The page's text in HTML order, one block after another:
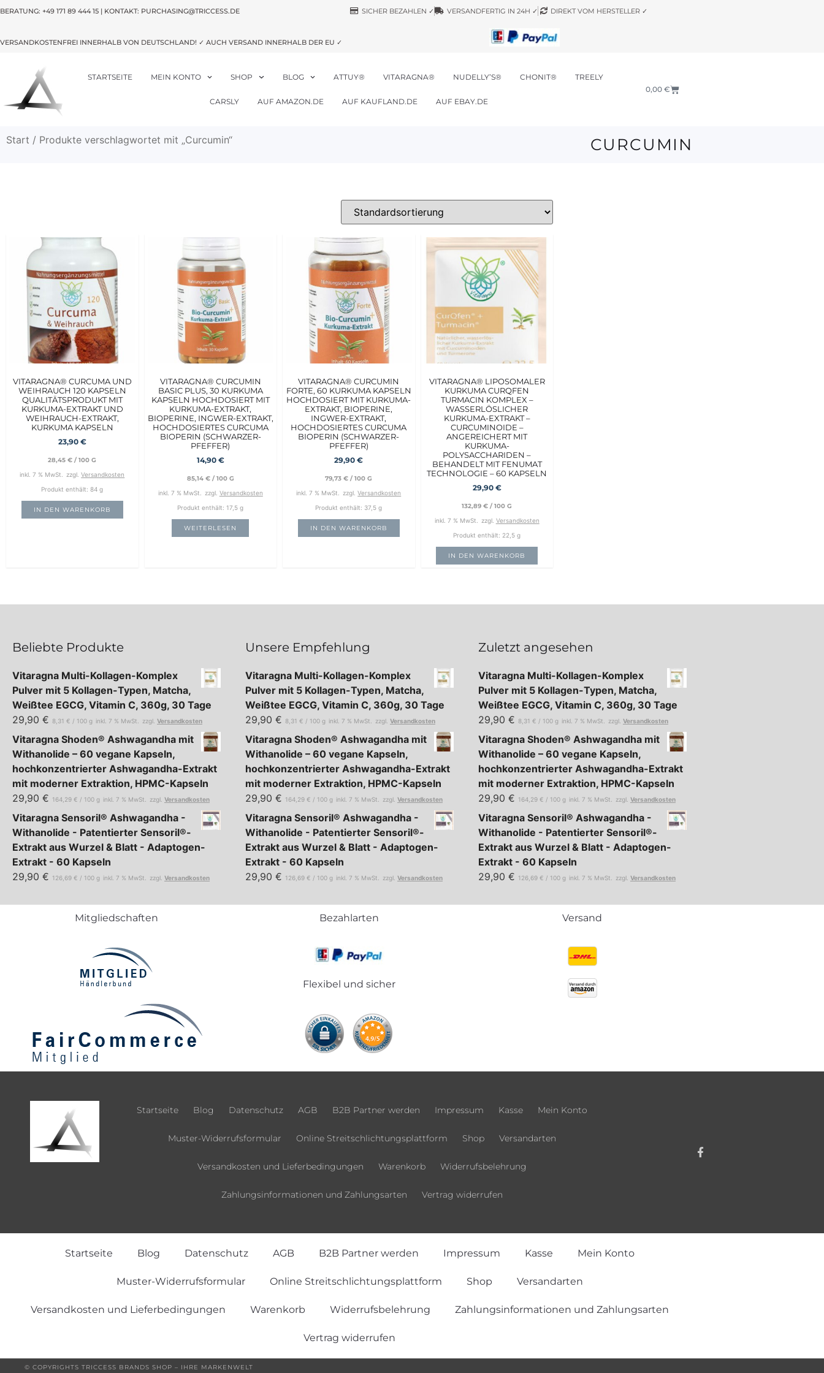
BERATUNG: +49 171 89 444 15 | KONTAKT: PURCHASING@TRICCESS.DE
VERSANDKOSTENFREI INNERHALB VON DEUTSCHLAND! ✓ AUCH VERSAND INNERHALB DER EU ✓
SICHER BEZAHLEN ✓ VERSANDFERTIG IN 24H ✓ DIREKT VOM HERSTELLER ✓
STARTSEITE MEIN KONTO SHOP BLOG ATTUY® VITARAGNA® NUDELLY’S® CHONIT® TREELY
CARSLY AUF AMAZON.DE AUF KAUFLAND.DE AUF EBAY.DE
0,00€
Start / Produkte verschlagwortet mit „Curcumin“ CURCUMIN
VITARAGNA® CURCUMA UND
WEIHRAUCH 120 KAPSELN
QUALITÄTSPRODUKT MIT
KURKUMA-EXTRAKT UND
WEIHRAUCH-EXTRAKT,
KURKUMA KAPSELN
23,90 €
28,45€ /100 G
inkl. 7 % MwSt. zzgl.Versandkosten
Produkt enthält: 84g
IN DEN WARENKORB
VITARAGNA® CURCUMIN
BASIC PLUS, 30 KURKUMA
KAPSELN HOCHDOSIERT MIT
KURKUMA-EXTRAKT,
BIOPERINE, INGWER-EXTRAKT,
HOCHDOSIERTES CURCUMA
BIOPERIN (SCHWARZER-
PFEFFER)
14,90 €
85,14 €/ 100 G
inkl. 7 % MwSt. zzgl. Versandkosten
Produkt enthält: 17,5g
WEITERLESEN
VITARAGNA® CURCUMIN
FORTE, 60 KURKUMA KAPSELN
HOCHDOSIERT MIT KURKUMA-
EXTRAKT, BIOPERINE,
INGWER-EXTRAKT,
HOCHDOSIERTES CURCUMA
BIOPERIN (SCHWARZER-
PFEFFER)
29,90€
79,73€ /100 G
inkl. 7 % MwSt. zzgl.Versandkosten
Produkt enthält: 37,5g
IN DEN WARENKORB
VITARAGNA® LIPOSOMALER
KURKUMA CURQFEN
TURMACIN KOMPLEX –
WASSERLÖSLICHER
KURKUMA-EXTRAKT –
CURCUMINOIDE –
ANGEREICHERT MIT
KURKUMA-
POLYSACCHARIDEN –
BEHANDELT MIT FENUMAT
TECHNOLOGIE – 60 KAPSELN
29,90 €
132,89€ /100 G
inkl. 7 % MwSt. zzgl. Versandkosten
Produkt enthält: 22,5g
IN DEN WARENKORB
Beliebte Produkte
Vitaragna Multi-Kollagen-Komplex
Pulver mit 5 Kollagen-Typen, Matcha,
Weißtee EGCG, Vitamin C, 360g, 30 Tage
29,90 € 8,31 € / 100 g inkl. 7 % MwSt. zzgl. Versandkosten
Vitaragna Shoden® Ashwagandha mit
Withanolide – 60 vegane Kapseln,
hochkonzentrierter Ashwagandha-Extrakt
mit moderner Extraktion, HPMC-Kapseln
29,90 € 164,29 € / 100 g inkl. 7 % MwSt. zzgl. Versandkosten
Vitaragna Sensoril® Ashwagandha -
Withanolide - Patentierter Sensoril®-
Extrakt aus Wurzel & Blatt - Adaptogen-
Extrakt - 60 Kapseln
29,90 € 126,69 € / 100 g inkl. 7 % MwSt. zzgl. Versandkosten
Unsere Empfehlung
Vitaragna Multi-Kollagen-Komplex
Pulver mit 5 Kollagen-Typen, Matcha,
Weißtee EGCG, Vitamin C, 360g, 30 Tage
29,90 € 8,31 € / 100 g inkl. 7 % MwSt. zzgl. Versandkosten
Vitaragna Shoden® Ashwagandha mit
Withanolide – 60 vegane Kapseln,
hochkonzentrierter Ashwagandha-Extrakt
mit moderner Extraktion, HPMC-Kapseln
29,90 € 164,29 € / 100 g inkl. 7 % MwSt. zzgl. Versandkosten
Vitaragna Sensoril® Ashwagandha -
Withanolide - Patentierter Sensoril®-
Extrakt aus Wurzel & Blatt - Adaptogen-
Extrakt - 60 Kapseln
29,90 € 126,69 € / 100 g inkl. 7 % MwSt. zzgl. Versandkosten
Zuletzt angesehen
Vitaragna Multi-Kollagen-Komplex
Pulver mit 5 Kollagen-Typen, Matcha,
Weißtee EGCG, Vitamin C, 360g, 30 Tage
29,90 € 8,31 € / 100 g inkl. 7 % MwSt. zzgl. Versandkosten
Vitaragna Shoden® Ashwagandha mit
Withanolide – 60 vegane Kapseln,
hochkonzentrierter Ashwagandha-Extrakt
mit moderner Extraktion, HPMC-Kapseln
29,90 € 164,29 € / 100 g inkl. 7 % MwSt. zzgl. Versandkosten
Vitaragna Sensoril® Ashwagandha -
Withanolide - Patentierter Sensoril®-
Extrakt aus Wurzel & Blatt - Adaptogen-
Extrakt - 60 Kapseln
29,90 € 126,69 € / 100 g inkl. 7 % MwSt. zzgl. Versandkosten
Mitgliedschaften Bezahlarten
Flexibel und sicher
Versand
Startseite Blog Datenschutz AGB B2B Partner werden Impressum Kasse Mein Konto
Muster-Widerrufsformular Online Streitschlichtungsplattform Shop Versandarten
Versandkosten und Lieferbedingungen Warenkorb Widerrufsbelehrung
Zahlungsinformationen und Zahlungsarten Vertrag widerrufen
Startseite Blog Datenschutz AGB B2B Partner werden Impressum Kasse Mein Konto
Muster-Widerrufsformular Online Streitschlichtungsplattform Shop Versandarten
Versandkosten und Lieferbedingungen Warenkorb Widerrufsbelehrung Zahlungsinformationen und Zahlungsarten
Vertrag widerrufen
© COPYRIGHTS TRICCESS BRANDS SHOP – IHRE MARKENWELT